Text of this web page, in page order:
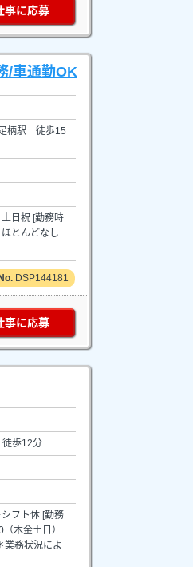
事に応募
/車通勤OK
柄駅 徒歩15
日祝 [勤務時
とんどなし
DSP144181
事に応募
歩12分
フト休 [勤務
木金土日）
務状況によ